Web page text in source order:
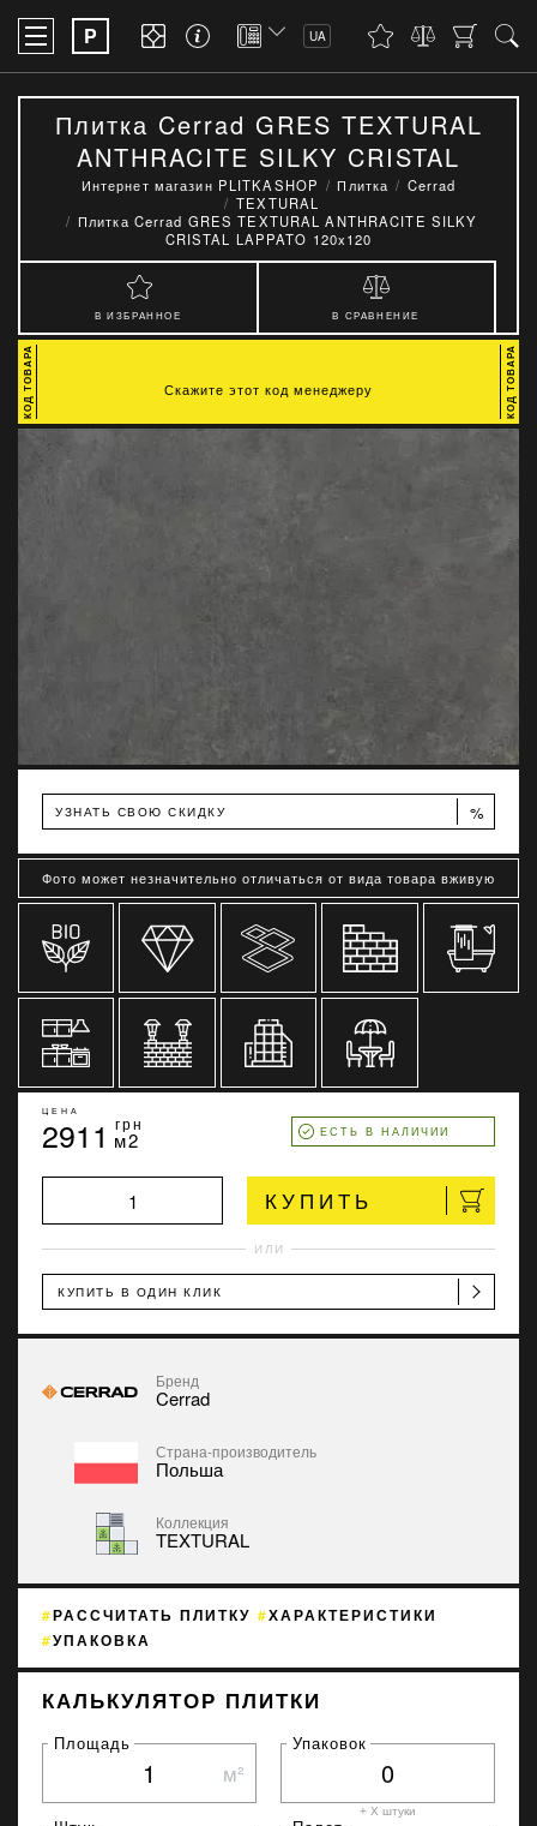
P UA
Плитка Cerrad GRES TEXTURAL
ANTHRACITE SILKY CRISTAL
LAPPATO 120x120
Интернет магазин PLITKASHOP Плитка
Cerrad
TEXTURAL
Плитка Cerrad GRES TEXTURAL ANTHRACITE SILKY
CRISTAL LAPPATO 120x120
В ИЗБРАННОЕ В СРАВНЕНИЕ
УЗНАТЬ СВОЮ СКИДКУ %
Фото может незначительно отличаться от вида товара вживую
ЦЕНА
2911 грн
м2 ЕСТЬ В НАЛИЧИИ
КУПИТЬ
ИЛИ
КУПИТЬ В ОДИН КЛИК
Бренд
Cerrad
Страна-производитель
Польша
Коллекция
TEXTURAL
РАССЧИТАТЬ ПЛИТКУ
ХАРАКТЕРИСТИКИ
УПАКОВКА
КАЛЬКУЛЯТОР ПЛИТКИ
Площадь
м²
Упаковок
+ X штуки
Скажите этот код менеджеру